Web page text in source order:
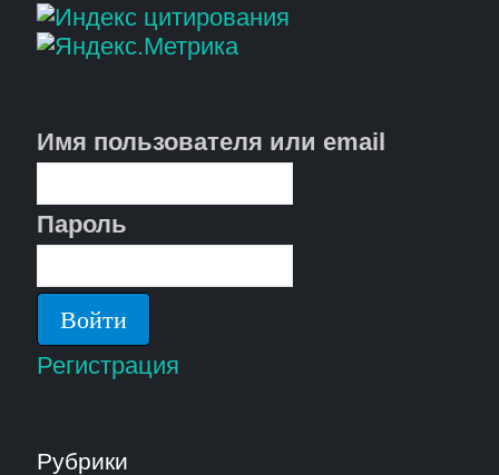
Имя пользователя или email
Пароль
Регистрация
Рубрики